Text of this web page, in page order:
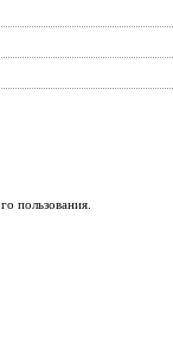
пользования.